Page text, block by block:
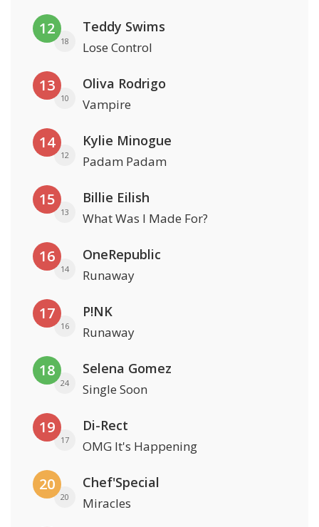
12
18
Teddy Swims
Lose Control
13
10
Oliva Rodrigo
Vampire
14
12
Kylie Minogue
Padam Padam
15
13
Billie Eilish
What Was I Made For?
16
14
OneRepublic
Runaway
17
16
P!NK
Runaway
18
24
Selena Gomez
Single Soon
19
17
Di-Rect
OMG It's Happening
20
20
Chef'Special
Miracles